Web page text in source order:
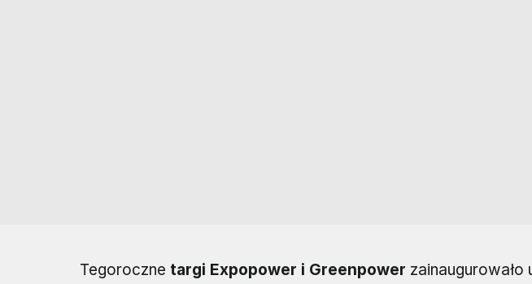
Tegoroczne targi Expopower i Greenpower